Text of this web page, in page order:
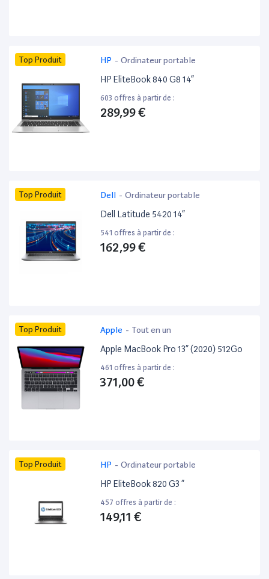
Top Produit HP - Ordinateur portable
HP EliteBook 840 G8 14”
603 offres à partir de :
289,99 €
Top Produit Dell - Ordinateur portable
Dell Latitude 5420 14”
541 offres à partir de :
162,99 €
Top Produit Apple - Tout en un
Apple MacBook Pro 13” (2020) 512Go
461 offres à partir de :
371,00 €
Top Produit HP - Ordinateur portable
HP EliteBook 820 G3 ”
457 offres à partir de :
149,11 €